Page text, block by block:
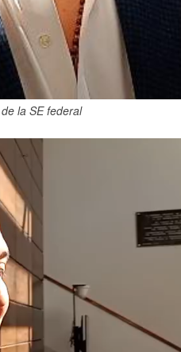
la SE federal